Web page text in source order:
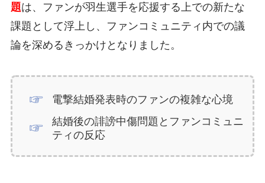
題は、ファンが羽生選手を応援する上での新たな
課題として浮上し、ファンコミュニティ内での議
論を深めるきっかけとなりました。
電撃結婚発表時のファンの複雑な心境
結婚後の誹謗中傷問題とファンコミュニ
ティの反応